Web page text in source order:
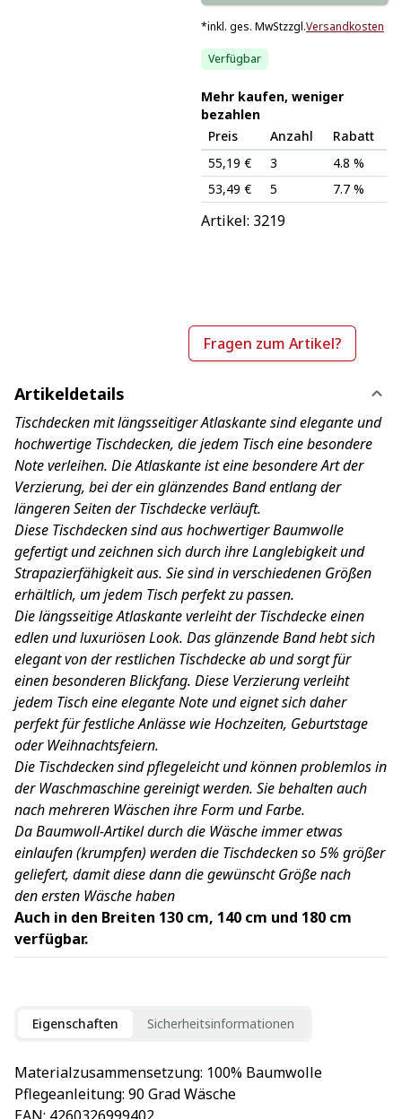
*inkl. ges. MwStzzgl.Versandkosten
Verfügbar
Mehr kaufen, weniger
bezahlen
Preis
Anzahl
Rabatt
55,19 €
3
4.8 %
53,49 €
5 7.7 %
Artikel: 3219
Fragen zum Artikel?
Artikeldetails
Tischdecken mit längsseitiger Atlaskante sind elegante und
hochwertige Tischdecken, die jedem Tisch eine besondere
Note verleihen. Die Atlaskante ist eine besondere Art der
Verzierung, bei der ein glänzendes Band entlang der
längeren Seiten der Tischdecke verläuft.
Diese Tischdecken sind aus hochwertiger Baumwolle
gefertigt und zeichnen sich durch ihre Langlebigkeit und
Strapazierfähigkeit aus. Sie sind in verschiedenen Größen
erhältlich, um jedem Tisch perfekt zu passen.
Die längsseitige Atlaskante verleiht der Tischdecke einen
edlen und luxuriösen Look. Das glänzende Band hebt sich
elegant von der restlichen Tischdecke ab und sorgt für
einen besonderen Blickfang. Diese Verzierung verleiht
jedem Tisch eine elegante Note und eignet sich daher
perfekt für festliche Anlässe wie Hochzeiten, Geburtstage
oder Weihnachtsfeiern.
Die Tischdecken sind pflegeleicht und können problemlos in
der Waschmaschine gereinigt werden. Sie behalten auch
nach mehreren Wäschen ihre Form und Farbe.
Da Baumwoll-Artikel durch die Wäsche immer etwas
einlaufen (krumpfen) werden die Tischdecken so 5% größer
geliefert, damit diese dann die gewünscht Größe nach
den ersten Wäsche haben
Auch in den Breiten 130 cm, 140 cm und 180 cm
verfügbar.
Eigenschaften Sicherheitsinformationen
Materialzusammensetzung: 100% Baumwolle
Pflegeanleitung: 90 Grad Wäsche